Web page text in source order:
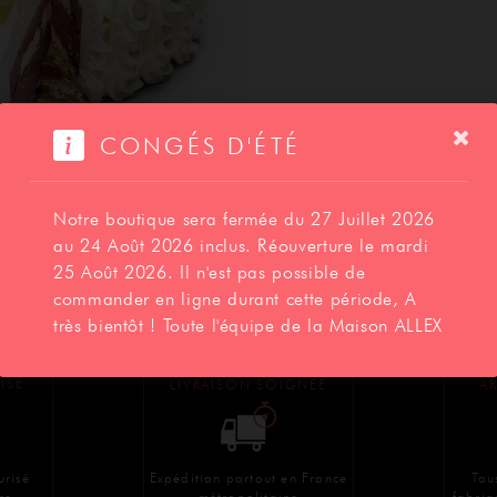
Photo et emballage non contractuel
LIVRAISON SOIGNÉE
Expédition partout en France
CONGÉS D'ÉTÉ
Notre boutique sera fermée du 27 Juillet 2026
au 24 Août 2026 inclus. Réouverture le mardi
25 Août 2026. Il n'est pas possible de
commander en ligne durant cette période, A
très bientôt ! Toute l'équipe de la Maison ALLEX